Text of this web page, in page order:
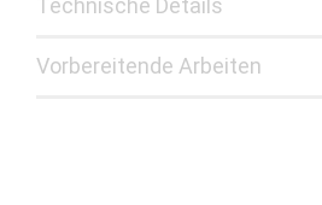
Technische Details
Vorbereitende Arbeiten